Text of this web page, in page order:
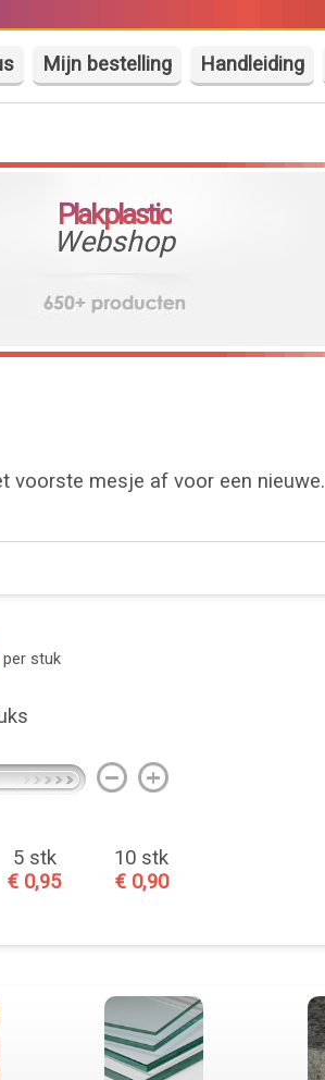
Mijn bestelling Handleiding
Plakplastic
Webshop
voorste mesje af voor een nieuwe.
per stuk
5 stk
€ 0,95
10 stk
€ 0,90